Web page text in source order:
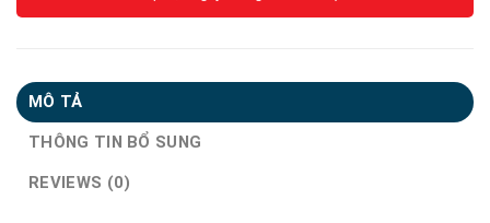
MÔ TẢ
THÔNG TIN BỔ SUNG
REVIEWS (0)